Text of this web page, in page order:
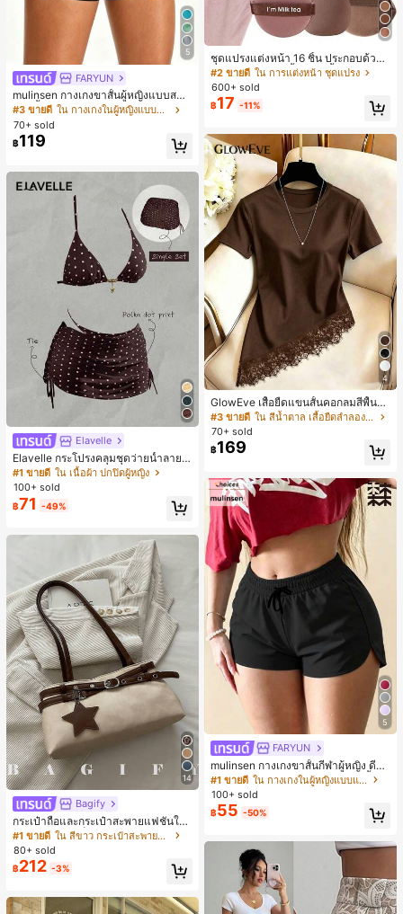
5
FARYUN
mulinsen กางเกงขาสั้นผู้หญิงแบบสบา
ยๆ สีพื้น หลวม อเนกประสงค์ กางเกงขา
สั้นกีฬา 2-In-1 สำหรับวิ่ง ฟิตเนส และก
ารฝึกซ้อมกีฬาในฤดูร้อน
#3 ขายดี
ใน กางเกงในผู้หญิงแบบแอคทีฟ
70+ sold
฿119
Elavelle
Elavelle กระโปรงคลุมชุดว่ายน้ำลายจุ
ดสำหรับผู้หญิง, กระโปรงคลุมชุดว่าย
น้ำสีน้ำตาลสำหรับเทศกาลฤดูใบไม้ผลิ/
ฤดูร้อน
#1 ขายดี ใน เนื้อผ้า ปกปิดผู้หญิง
100+ sold
฿71 -49%
14
Bagify
กระเป๋าถือและกระเป๋าสะพายแฟชั่นให
ม่ ตกแต่งด้วยเข็มขัด เหมาะสำหรับงาน
ปาร์ตี้ การรวมตัว การออกไปข้างนอก ก
ารท่องเที่ยว การช้อปปิ้ง และการใช้งาน
ประจำวัน สามารถเก็บเหรียญ โทรศัพท์
านออฟฟิศ นักศึกษามหาวิทยาลัย และ
พนักงานออฟฟิศ กระเป๋าผู้หญิงที่หรูหรา
#1 ขายดี
ใน สีขาว กระเป๋าสะพายผู้หญิง
80+ sold
฿212 -3%
ชุดแปรงแต่งหน้า 16 ชิ้น ประกอบด้วยแ
ปรงแต่งหน้า 13 ชิ้น, ฟองน้ำแต่งหน้ารู
ปหยดน้ำ 1 ชิ้น, แปรงแป้งรองพื้นกลม 1
ชิ้น และฟองน้ำแต่งหน้ารูปสามเหลี่ยม
1 ชิ้น - ชุดคลาสสิก ทำจากขนสังเคราะ
หญิงและเด็กผู้หญิง เหมาะสำหรับฤดูใบ
ไม้ร่วงและฤดูหนาว
#2 ขายดี ใน การแต่งหน้า ชุดแปรง
600+ sold
฿17 -11%
4
GlowEve เสื้อยืดแขนสั้นคอกลมสีพื้นลำ
ลองอเนกประสงค์สำหรับผู้หญิง
#3 ขายดี
ใน สีน้ำตาล เสื้อยืดลำลองพื้นฐาน
70+ sold
฿169
5
FARYUN
mulinsen กางเกงขาสั้นกีฬาผู้หญิง ดีไซ
น์ปลายเปิด เอวยืดหยุ่น กางเกงขาสั้น
ลำลองกีฬาฤดูร้อน ความยาว 3/4
#1 ขายดี
ใน กางเกงในผู้หญิงแบบแอคทีฟ
100+ sold
฿55 -50%